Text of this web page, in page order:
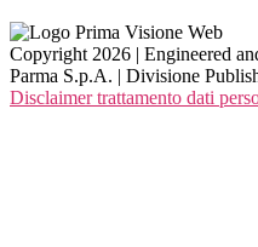
Copyright 2026 | Engineered
Parma S.p.A. | Divisione
Disclaimer trattamento dati